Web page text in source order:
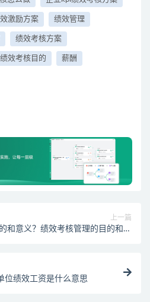
激励方案 绩效管理
绩效考核方案
绩效考核目的 薪酬
上一篇
和意义？绩效考核管理的目的和意
位绩效工资是什么意思